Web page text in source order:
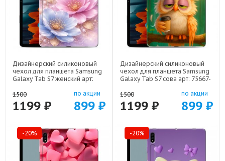
Дизайнерский силиконовый
чехол для планшета Samsung
Galaxy Tab S7 женский арт:
1500
1199 ₽
по акции
899 ₽
Дизайнерский силиконовый
чехол для планшета Samsung
Galaxy Tab S7 сова арт: 75667-
1500
1199 ₽
по акции
899 ₽
-20% -20%